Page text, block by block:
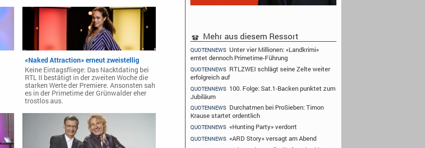
«Naked Attraction» erneut zweistellig
Keine Eintagsfliege: Das Nacktdating bei
RTL II bestätigt in der zweiten Woche die
starken Werte der Premiere. Ansonsten sah
es in der Primetime der Grünwalder eher
trostlos aus.
Mehr aus diesem Ressort
QUOTENNEWS Unter vier Millionen: «Landkrimi»
erntet dennoch Primetime-Führung
QUOTENNEWS RTLZWEI schlägt seine Zelte weiter
erfolgreich auf
QUOTENNEWS 100. Folge: Sat.1-Backen punktet zum
Jubiläum
QUOTENNEWS Durchatmen bei ProSieben: Timon
Krause startet ordentlich
QUOTENNEWS «Hunting Party» verdorrt
QUOTENNEWS «ARD Story» versagt am Abend